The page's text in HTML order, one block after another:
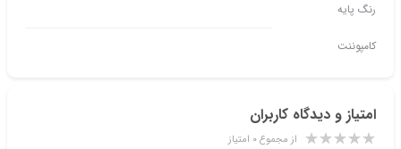
رنگ پایه
کامپوننت
امتیاز و دیدگاه کاربران
از مجموع ۰ امتیاز